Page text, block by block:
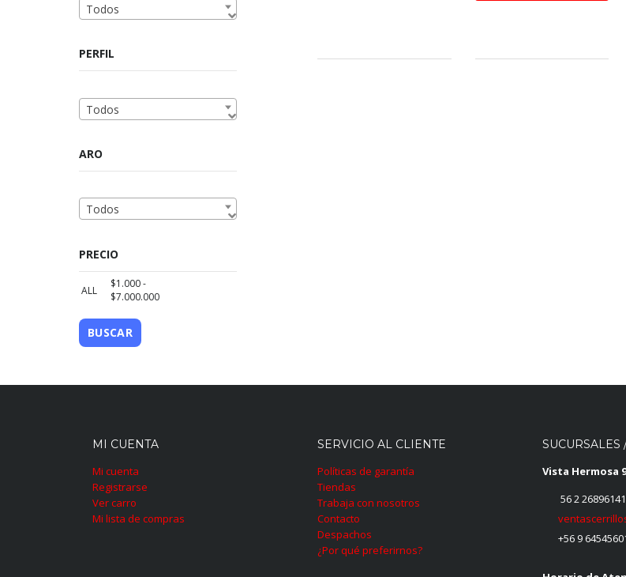
Todos
PERFIL
Todos
ARO
Todos
PRECIO
ALL $1.000-
$7.000.000
BUSCAR
MI CUENTA
Mi cuenta
Registrarse
Ver carro
Mi lista de compras
SERVICIO AL CLIENTE
Políticas de garantía
Tiendas
Trabaja con nosotros
Contacto
Despachos
¿Por qué preferirnos?
SUCURSALES
Vista Hermosa
56 2 26896141
+56 9